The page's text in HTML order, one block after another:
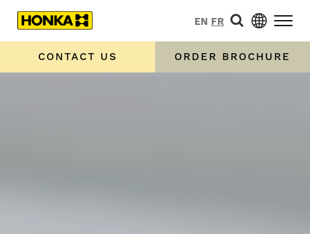
EN FR
CONTACT US ORDER BROCHURE